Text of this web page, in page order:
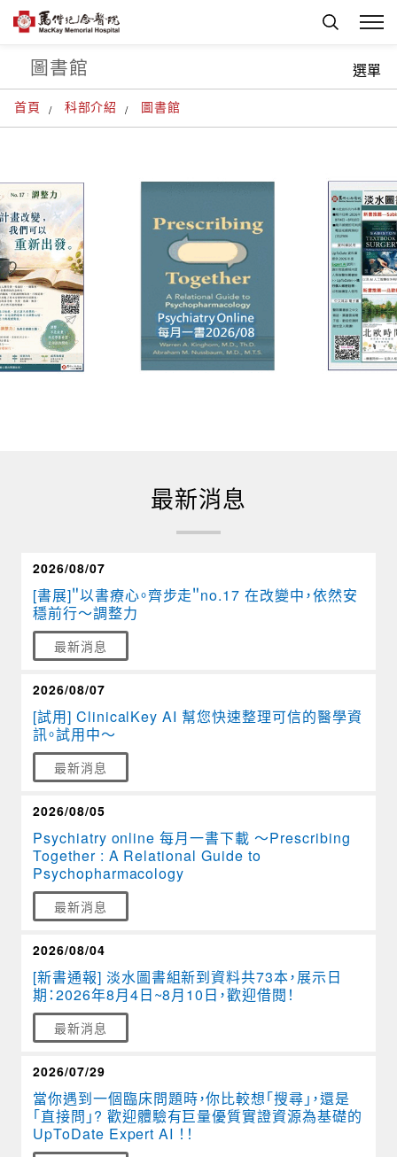
首頁 科部介紹 圖書館
圖書館 選單
最新消息
[書展]＂以書療心。齊步走＂no.17 在改變中，依然安
穩前行～調整力
最新消息
2026/08/07
[試用] ClinicalKey AI 幫您快速整理可信的醫學資
訊。試用中～
最新消息
2026/08/07
Psychiatry online 每月一書下載 ～Prescribing
Together : A Relational Guide to
Psychopharmacology
最新消息
2026/08/05
[新書通報] 淡水圖書組新到資料共73本，展示日
期：2026年8月4日~8月10日，歡迎借閱！
最新消息
2026/08/04
當你遇到一個臨床問題時，你比較想「搜尋」，還是
「直接問」? 歡迎體驗有巨量優質實證資源為基礎的
UpToDate Expert AI ！！
2026/07/29